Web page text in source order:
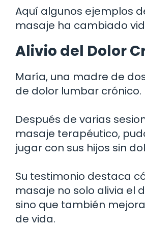
Aquí algunos ejemplos
masaje ha cambiado
Alivio del Dolor
María, una madre de
de dolor lumbar crónico.
Después de varias
masaje terapéutico,
jugar con sus hijos sin
Su testimonio destaca
masaje no solo alivia el
sino que también
de vida.